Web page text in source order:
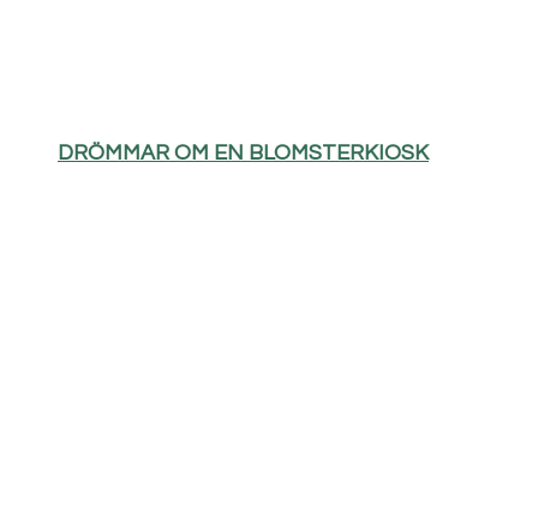
DRÖMMAR OM EN BLOMSTERKIOSK